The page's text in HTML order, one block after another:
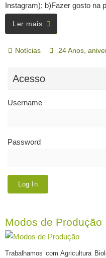
Instagram); b)Fazer gosto na
Ler mais
Notícias 24 Anos ,
Acesso
Username
Password
Modos de Produção
Trabalhamos com Agricultura